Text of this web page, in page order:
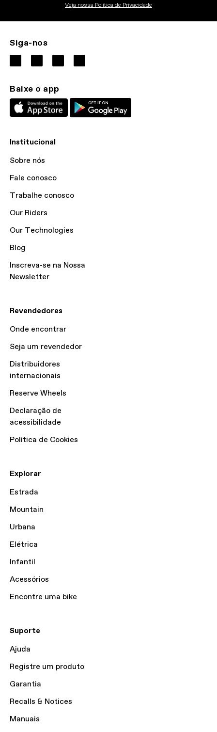
Veja nossa Politica de Privacidade
Siga-nos
Baixe o app
Institucional
Sobre nós
Fale conosco
Trabalhe conosco
Our Riders
Our Technologies
Blog
Inscreva-se na Nossa
Newsletter
Revendedores
Onde encontrar
Seja um revendedor
Distribuidores
internacionais
Reserve Wheels
Declaração de
acessibilidade
Política de Cookies
Explorar
Estrada
Mountain
Urbana
Elétrica
Infantil
Acessórios
Encontre uma bike
Suporte
Ajuda
Registre um produto
Garantia
Recalls & Notices
Manuais